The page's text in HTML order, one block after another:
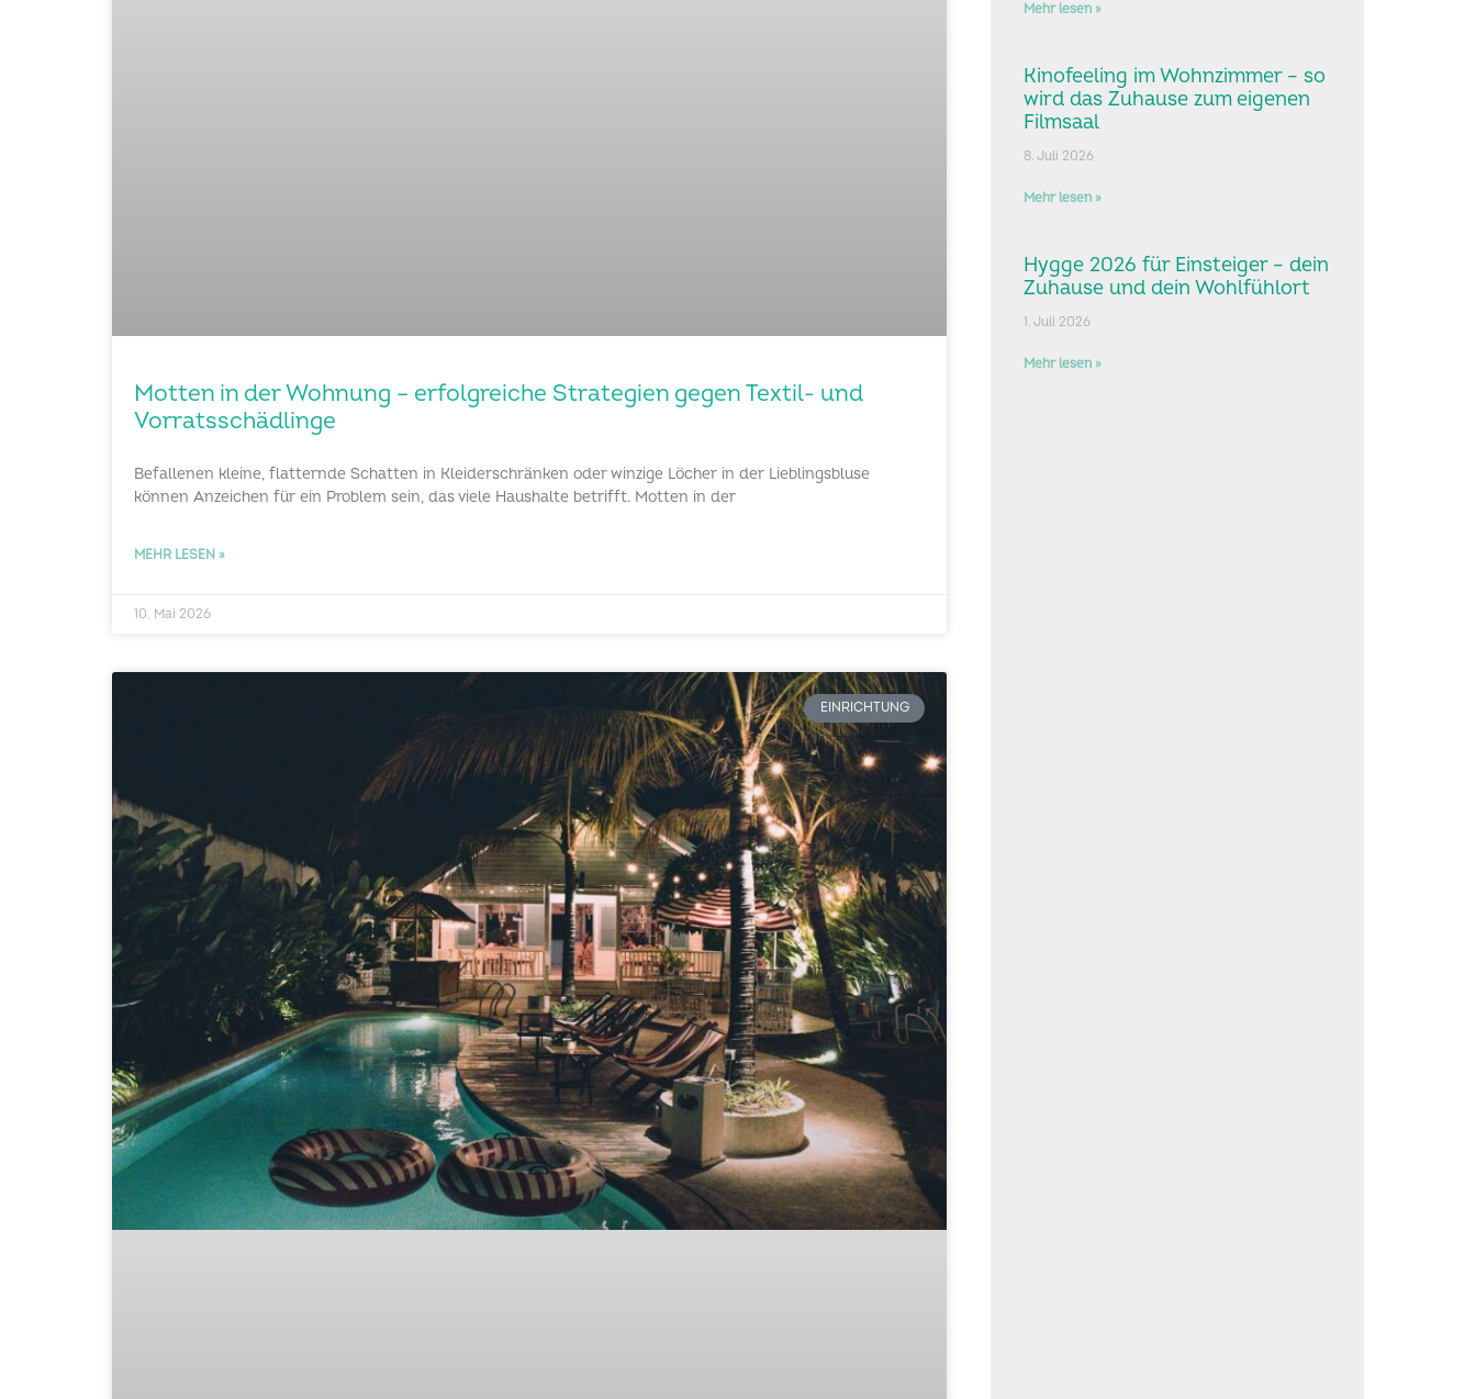
Motten in der Wohnung – erfolgreiche Strategien gegen Textil- und
Vorratsschädlinge
Befallenen kleine, flatternde Schatten in Kleiderschränken oder winzige Löcher in der Lieblingsbluse
können Anzeichen für ein Problem sein, das viele Haushalte betrifft. Motten in der
MEHR LESEN »
10. Mai 2026
EINRICHTUNG
Mehr lesen »
Kinofeeling im Wohnzimmer – so
wird das Zuhause zum eigenen
Filmsaal
8. Juli 2026
Mehr lesen »
Hygge 2026 für Einsteiger – dein
Zuhause und dein Wohlfühlort
1. Juli 2026
Mehr lesen »